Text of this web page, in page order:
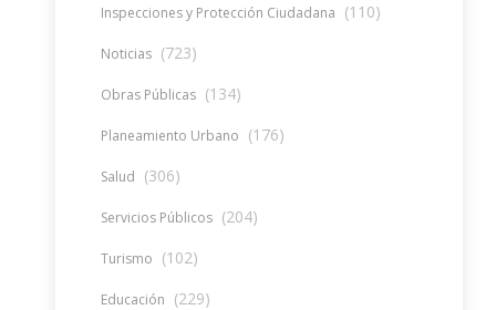
Inspecciones y Protección Ciudadana (110)
Noticias (723)
Obras Públicas (134)
Planeamiento Urbano (176)
Salud (306)
Servicios Públicos (204)
Turismo (102)
Educación (229)